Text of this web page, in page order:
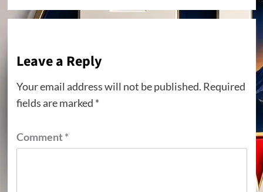
Leave a Reply
Your email address will not be published. Required
fields are marked *
Comment*